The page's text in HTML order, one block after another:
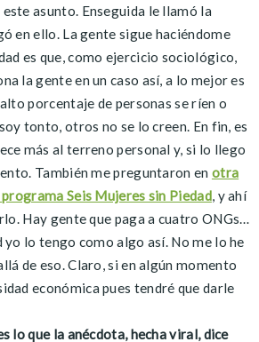
asunto. Enseguida le llamó la
en ello. La gente sigue haciéndome
es que, como ejercicio sociológico,
la gente en un caso así, a lo mejor es
porcentaje de personas se ríen o
tonto, otros no se lo creen. En fin, es
más al terreno personal y, si lo llego
También me preguntaron en otra
Seis Mujeres sin Piedad, y ahí
Hay gente que paga a cuatro ONGs…
yo lo tengo como algo así. No me lo he
de eso. Claro, si en algún momento
económica pues tendré que darle
lo que la anécdota, hecha viral, dice